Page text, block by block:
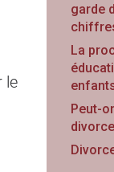
le
garde
La
Peut-